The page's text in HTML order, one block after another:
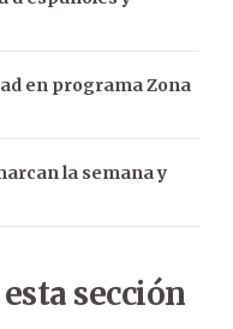
en programa Zona
la semana y
sección